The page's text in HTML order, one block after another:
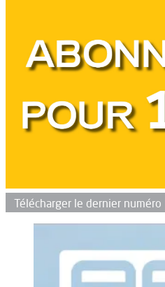
Télécharger le dernier numéro